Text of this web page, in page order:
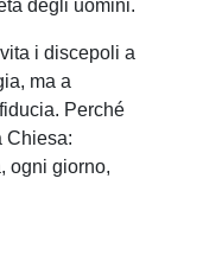
degli uomini.
i discepoli a
ma a
Perché
Chiesa:
ogni giorno,